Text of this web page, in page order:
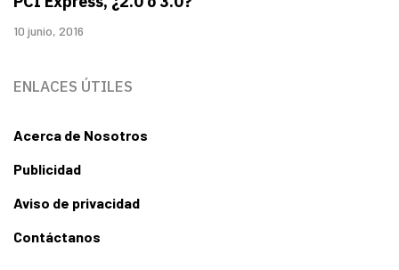
10 junio, 2016
ENLACES ÚTILES
Acerca de Nosotros
Publicidad
Aviso de privacidad
Contáctanos